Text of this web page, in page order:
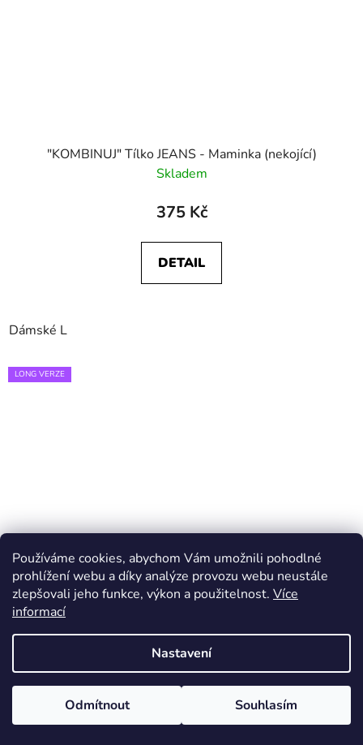
Používáme cookies, abychom Vám umožnili pohodlné
prohlížení webu a díky analýze provozu webu neustále
zlepšovali jeho funkce, výkon a použitelnost. Více
informací
Nastavení
Odmítnout Souhlasím
"KOMBINUJ" Tílko JEANS - Maminka (nekojící)
Skladem
375 Kč
DETAIL
Dámské L
LONG VERZE